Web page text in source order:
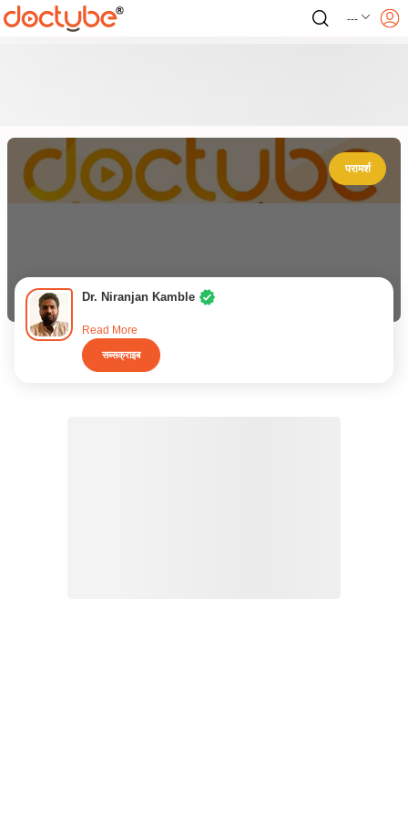
---
परामर्श
Dr. Niranjan Kamble
Read More
सब्सक्राइब